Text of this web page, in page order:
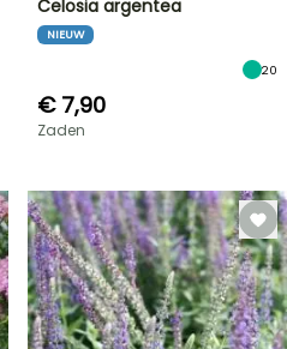
Celosia argentea
NIEUW
20
€ 7,90
Zaden